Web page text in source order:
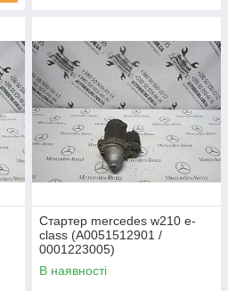
Стартер mercedes w210 e-
class (A0051512901 /
0001223005)
В наявності